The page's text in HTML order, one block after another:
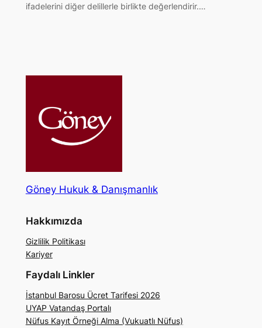
ifadelerini diğer delillerle birlikte değerlendirir.…
Göney Hukuk & Danışmanlık
Hakkımızda
Gizlilik Politikası
Kariyer
Faydalı Linkler
İstanbul Barosu Ücret Tarifesi 2026
UYAP Vatandaş Portalı
Nüfus Kayıt Örneği Alma (Vukuatlı Nüfus)